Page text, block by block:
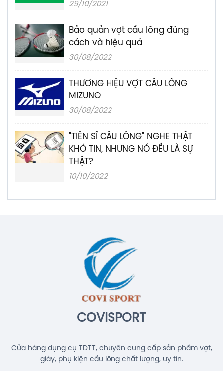
29/10/2021
Bảo quản vợt cầu lông đúng
cách và hiệu quả
30/08/2022
THƯƠNG HIỆU VỢT CẦU LÔNG
MIZUNO
30/08/2022
"TIẾN SĨ CẦU LÔNG" NGHE THẬT
KHÓ TIN, NHƯNG NÓ ĐỀU LÀ SỰ
THẬT?
10/10/2022
COVISPORT
Cửa hàng dụng cụ TDTT, chuyên cung cấp sản phẩm vợt,
giày, phụ kiện cầu lông chất lượng, uy tín.